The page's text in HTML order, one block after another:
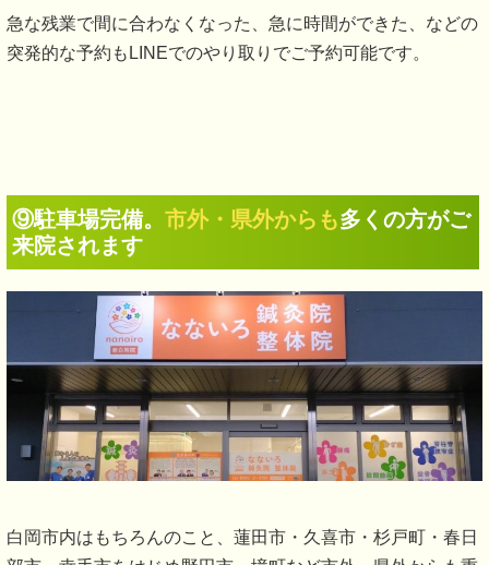
急な残業で間に合わなくなった、急に時間ができた、などの
突発的な予約もLINEでのやり取りでご予約可能です。
⑨駐車場完備。 市外・県外からも多くの方がご
来院されます
白岡市内はもちろんのこと、蓮田市・久喜市・杉戸町・春日